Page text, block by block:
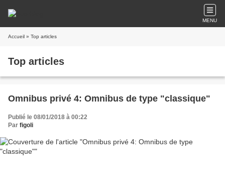
MENU
Accueil » Top articles
Top articles
Omnibus privé 4: Omnibus de type "classique"
Publié le 08/01/2018 à 00:22
Par figoli